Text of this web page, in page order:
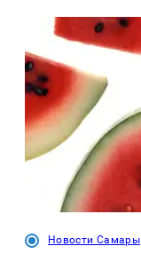
Новости Самары